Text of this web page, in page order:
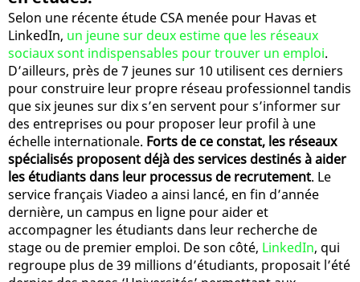
Selon une récente étude CSA menée pour Havas et
LinkedIn, un jeune sur deux estime que les réseaux
sociaux sont indispensables pour trouver un emploi.
D’ailleurs, près de 7 jeunes sur 10 utilisent ces derniers
pour construire leur propre réseau professionnel tandis
que six jeunes sur dix s’en servent pour s’informer sur
des entreprises ou pour proposer leur profil à une
échelle internationale. Forts de ce constat, les réseaux
spécialisés proposent déjà des services destinés à aider
les étudiants dans leur processus de recrutement. Le
service français Viadeo a ainsi lancé, en fin d’année
dernière, un campus en ligne pour aider et
accompagner les étudiants dans leur recherche de
stage ou de premier emploi. De son côté, LinkedIn, qui
regroupe plus de 39 millions d’étudiants, proposait l’été